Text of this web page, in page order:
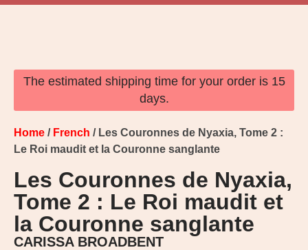
The estimated shipping time for your order is 15
days.
Home / French / Les Couronnes de Nyaxia, Tome 2 :
Le Roi maudit et la Couronne sanglante
Les Couronnes de Nyaxia,
Tome 2 : Le Roi maudit et
la Couronne sanglante
CARISSA BROADBENT